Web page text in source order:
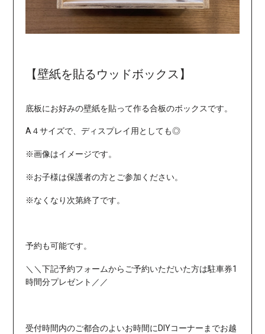
【壁紙を貼るウッドボックス】
底板にお好みの壁紙を貼って作る合板のボックスです。
A４サイズで、ディスプレイ用としても◎
※画像はイメージです。
※お子様は保護者の方とご参加ください。
※なくなり次第終了です。
予約も可能です。
＼ ＼下記予約フォームからご予約いただいた方は駐車券1
時間分プレゼント／／
受付時間内のご都合のよいお時間にDIYコーナーまでお越